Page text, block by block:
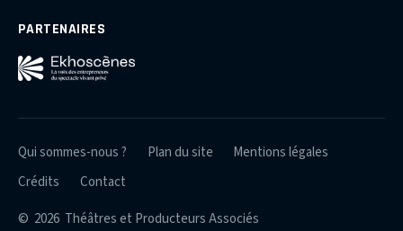
PARTENAIRES
© 2026 Théâtres et Producteurs Associés
Qui sommes-nous ? Plan du site
Mentions légales
Crédits
Contact